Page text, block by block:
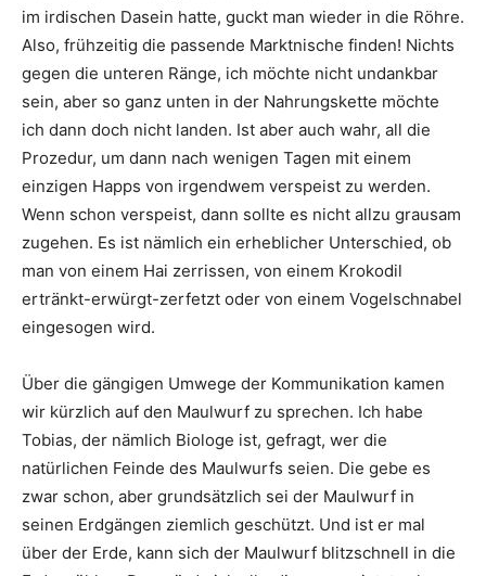
im irdischen Dasein hatte, guckt man wieder in die Röhre.
Also, frühzeitig die passende Marktnische finden! Nichts
gegen die unteren Ränge, ich möchte nicht undankbar
sein, aber so ganz unten in der Nahrungskette möchte
ich dann doch nicht landen. Ist aber auch wahr, all die
Prozedur, um dann nach wenigen Tagen mit einem
einzigen Happs von irgendwem verspeist zu werden.
Wenn schon verspeist, dann sollte es nicht allzu grausam
zugehen. Es ist nämlich ein erheblicher Unterschied, ob
man von einem Hai zerrissen, von einem Krokodil
ertränkt-erwürgt-zerfetzt oder von einem Vogelschnabel
eingesogen wird.
Über die gängigen Umwege der Kommunikation kamen
wir kürzlich auf den Maulwurf zu sprechen. Ich habe
Tobias, der nämlich Biologe ist, gefragt, wer die
natürlichen Feinde des Maulwurfs seien. Die gebe es
zwar schon, aber grundsätzlich sei der Maulwurf in
seinen Erdgängen ziemlich geschützt. Und ist er mal
über der Erde, kann sich der Maulwurf blitzschnell in die